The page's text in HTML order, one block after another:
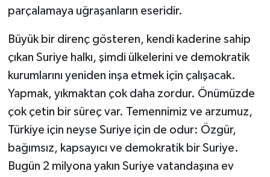
parçalamaya uğraşanların eseridir.
Büyük bir direnç gösteren, kendi kaderine sahip
çıkan Suriye halkı, şimdi ülkelerini ve demokratik
kurumlarını yeniden inşa etmek için çalışacak.
Yapmak, yıkmaktan çok daha zordur. Önümüzde
çok çetin bir süreç var. Temennimiz ve arzumuz,
Türkiye için neyse Suriye için de odur: Özgür,
bağımsız, kapsayıcı ve demokratik bir Suriye.
Bugün 2 milyona yakın Suriye vatandaşına ev